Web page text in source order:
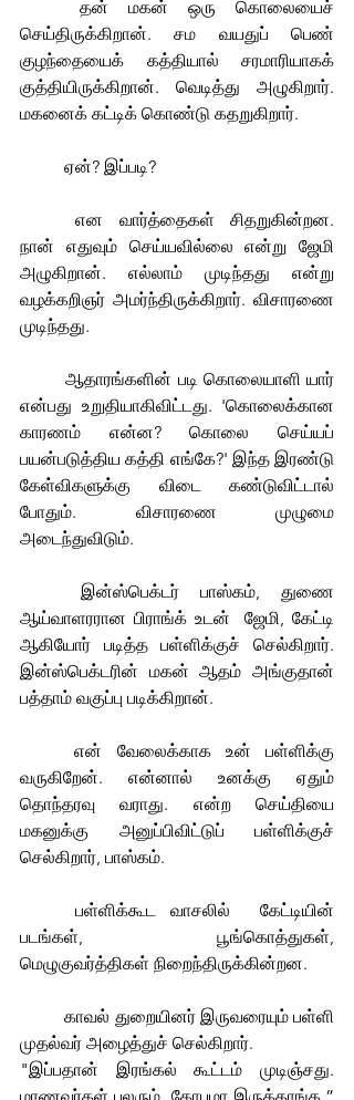
செய்திருக்கிறான். சம வயதுப் பெண்
குழந்தையைக் கத்தியால் சரமாரியாகக்
குத்தியிருக்கிறான். வெடித்து அழுகிறார்.
மகனைக் கட்டிக் கொண்டு கதறுகிறார்.
	ஏன்? இப்படி?
	என வார்த்தைகள் சிதறுகின்றன.
நான் எதுவும் செய்யவில்லை என்று ஜேமி
அழுகிறான். எல்லாம் முடிந்தது என்று
வழக்கறிஞர் அமர்ந்திருக்கிறார். விசாரணை
முடிந்தது.
	ஆதாரங்களின் படி கொலையாளி யார்
என்பது உறுதியாகிவிட்டது. 'கொலைக்கான
காரணம் என்ன? கொலை செய்யப்
பயன்படுத்திய கத்தி எங்கே?' இந்த இரண்டு
கேள்விகளுக்கு விடை கண்டுவிட்டால்
போதும். விசாரணை முழுமை
அடைந்துவிடும்.
ஆய்வாளரரான பிராங்க் உடன்  ஜேமி, கேட்டி
ஆகியோர் படித்த பள்ளிக்குச் செல்கிறார்.
இன்ஸ்பெக்டரின் மகன் ஆதம் அங்குதான்
பத்தாம் வகுப்பு படிக்கிறான்.
	என் வேலைக்காக உன் பள்ளிக்கு
வருகிறேன். என்னால் உனக்கு ஏதும்
தொந்தரவு வராது. என்ற செய்தியை
மகனுக்கு அனுப்பிவிட்டுப் பள்ளிக்குச்
செல்கிறார், பாஸ்கம்.
படங்கள், பூங்கொத்துகள்,
மெழுகுவர்த்திகள் நிறைந்திருக்கின்றன.
	காவல் துறையினர் இருவரையும் பள்ளி
முதல்வர் அழைத்துச் செல்கிறார்.
"இப்பதான் இரங்கல் கூட்டம் முடிஞ்சது.